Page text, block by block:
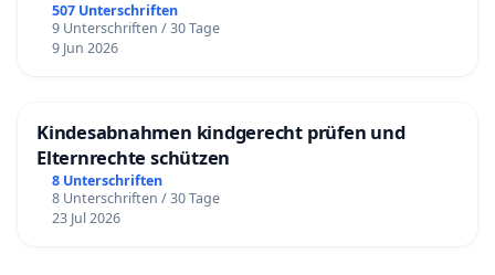
507 Unterschriften
9 Unterschriften / 30 Tage
9 Jun 2026
Kindesabnahmen kindgerecht prüfen und
Elternrechte schützen
8 Unterschriften
8 Unterschriften / 30 Tage
23 Jul 2026